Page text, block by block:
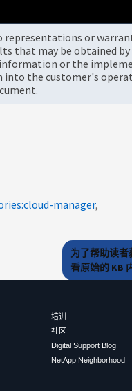
representations or
that may be obtained
or the
the customer's
manager
为了帮助读
看原始的 KB
培训
社区
Digital Support Blog
NetApp Neighborhood